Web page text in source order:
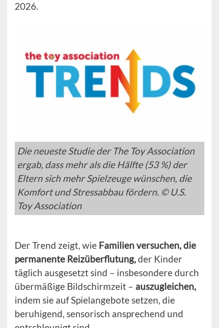
2026.
Die neueste Studie der The Toy Association
ergab, dass mehr als die Hälfte (53 %) der
Eltern sich mehr Spielzeuge wünschen, die
Komfort und Stressabbau fördern. © U.S.
Toy Association
Der Trend zeigt, wie Familien versuchen, die
permanente Reizüberflutung,der Kinder
täglich ausgesetzt sind – insbesondere durch
übermäßige Bildschirmzeit – auszugleichen,
indem sie auf Spielangebote setzen, die
beruhigend, sensorisch ansprechend und